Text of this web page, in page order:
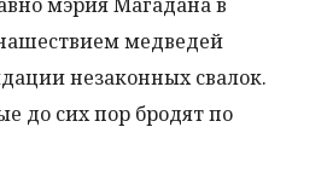
медведей
незаконных свалок.
до сих пор бродят по